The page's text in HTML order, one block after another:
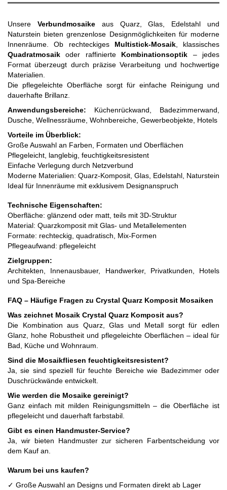
Unsere Verbundmosaikeaus Quarz, Glas, Edelstahl und
Naturstein bieten grenzenlose Designmöglichkeiten für moderne
Innenräume. Ob rechteckiges Multistick-Mosaik, klassisches
Quadratmosaik oder raffinierte Kombinationsoptik – jedes
Format überzeugt durch präzise Verarbeitung und hochwertige
Materialien.
Die pflegeleichte Oberfläche sorgt für einfache Reinigung und
dauerhafte Brillanz.
Anwendungsbereiche: Küchenrückwand, Badezimmerwand,
Dusche, Wellnessräume, Wohnbereiche, Gewerbeobjekte, Hotels
Vorteile im Überblick:
Große Auswahl an Farben, Formaten und Oberflächen
Pflegeleicht, langlebig, feuchtigkeitsresistent
Einfache Verlegung durch Netzverbund
Moderne Materialien: Quarz-Komposit, Glas, Edelstahl, Naturstein
Ideal für Innenräume mit exklusivem Designanspruch
Technische Eigenschaften:
Oberfläche: glänzend oder matt, teils mit 3D-Struktur
Material: Quarzkomposit mit Glas- und Metallelementen
Formate: rechteckig, quadratisch, Mix-Formen
Pflegeaufwand: pflegeleicht
Zielgruppen:
Architekten, Innenausbauer, Handwerker, Privatkunden, Hotels
und Spa-Bereiche
FAQ – Häufige Fragen zu Crystal Quarz Komposit Mosaiken
Was zeichnet Mosaik Crystal Quarz Komposit aus?
Die Kombination aus Quarz, Glas und Metall sorgt für edlen
Glanz, hohe Robustheit und pflegeleichte Oberflächen – ideal für
Bad, Küche und Wohnraum.
Sind die Mosaikfliesen feuchtigkeitsresistent?
Ja, sie sind speziell für feuchte Bereiche wie Badezimmer oder
Duschrückwände entwickelt.
Wie werden die Mosaike gereinigt?
Ganz einfach mit milden Reinigungsmitteln – die Oberfläche ist
pflegeleicht und dauerhaft farbstabil.
Gibt es einen Handmuster-Service?
Ja, wir bieten Handmuster zur sicheren Farbentscheidung vor
dem Kauf an.
Warum bei uns kaufen?
✓ Große Auswahl an Designs und Formaten direkt ab Lager